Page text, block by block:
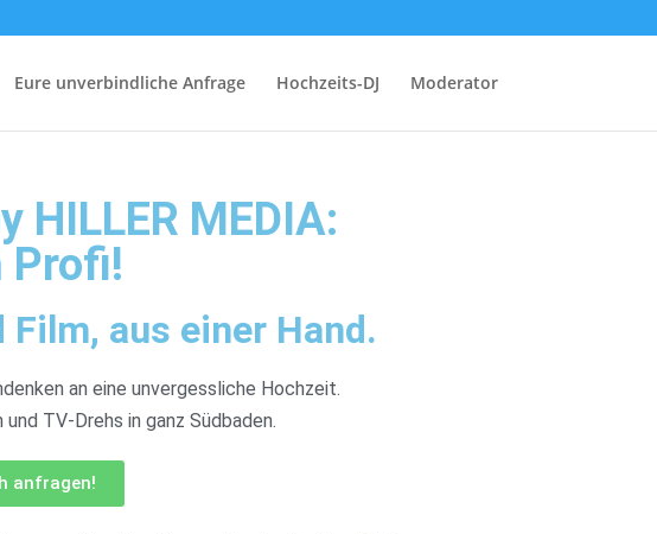
Eure unverbindliche Anfrage Hochzeits-DJ Moderator
MEDIA:
Profi!
aus einer Hand.
an eine unvergessliche Hochzeit.
TV-Drehs in ganz Südbaden.
anfragen!